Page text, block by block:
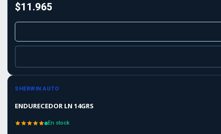
$11.965
SHERWIN AUTO
ENDURECEDOR LN 14GRS
En stock